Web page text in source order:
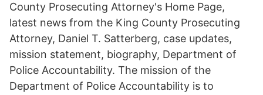
County Prosecuting Attorney's Home Page,
latest news from the King County Prosecuting
Attorney, Daniel T. Satterberg, case updates,
mission statement, biography, Department of
Police Accountability. The mission of the
Department of Police Accountability is to